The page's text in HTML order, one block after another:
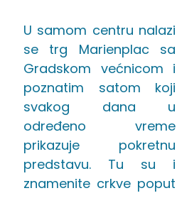
U samom centru nalazi
se trg Marienplac sa
Gradskom većnicom i
poznatim satom koji
svakog dana u
određeno vreme
prikazuje pokretnu
predstavu. Tu su i
znamenite crkve poput